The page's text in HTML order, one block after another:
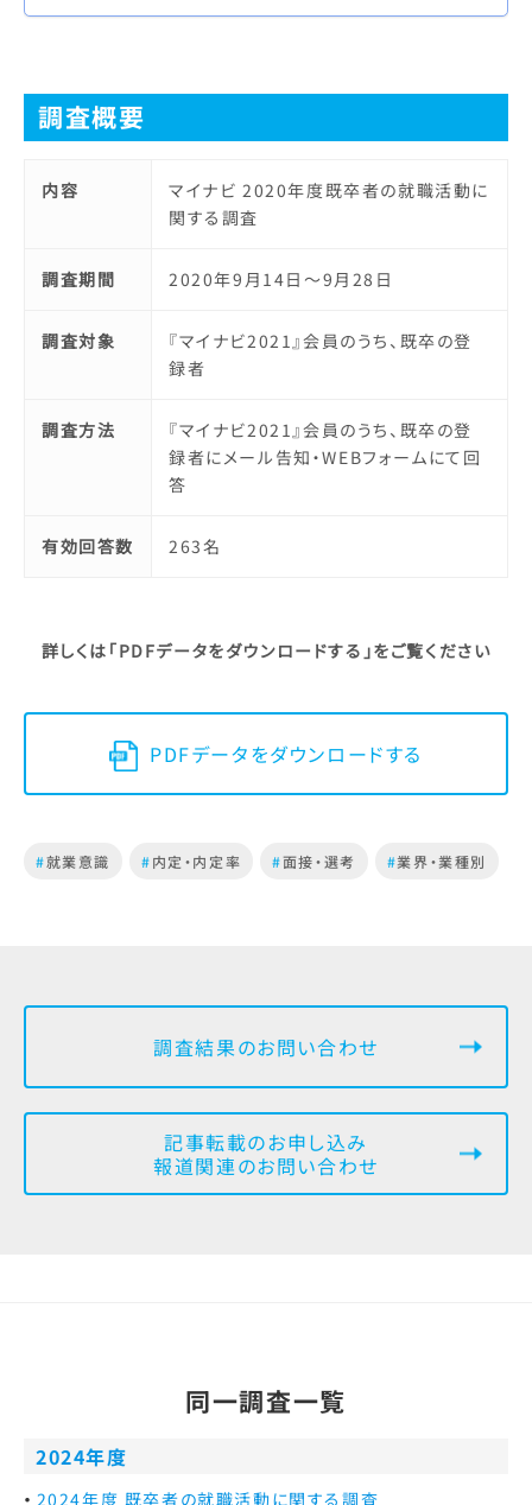
調査概要
内容
マイナビ 2020年度既卒者の就職活動に
関する調査
調査期間 2020年9月14日～9月28日
調査対象
『マイナビ2021』会員のうち、既卒の登
録者
調査方法
『マイナビ2021』会員のうち、既卒の登
録者にメール告知・WEBフォームにて回
答
有効回答数 263名
詳しくは「PDFデータをダウンロードする」をご覧ください
PDFデータをダウンロードする
#就業意識 #内定・内定率 #面接・選考 #業界・業種別
調査結果のお問い合わせ
記事転載のお申し込み
報道関連のお問い合わせ
同一調査一覧
2024年度
2024年度 既卒者の就職活動に関する調査